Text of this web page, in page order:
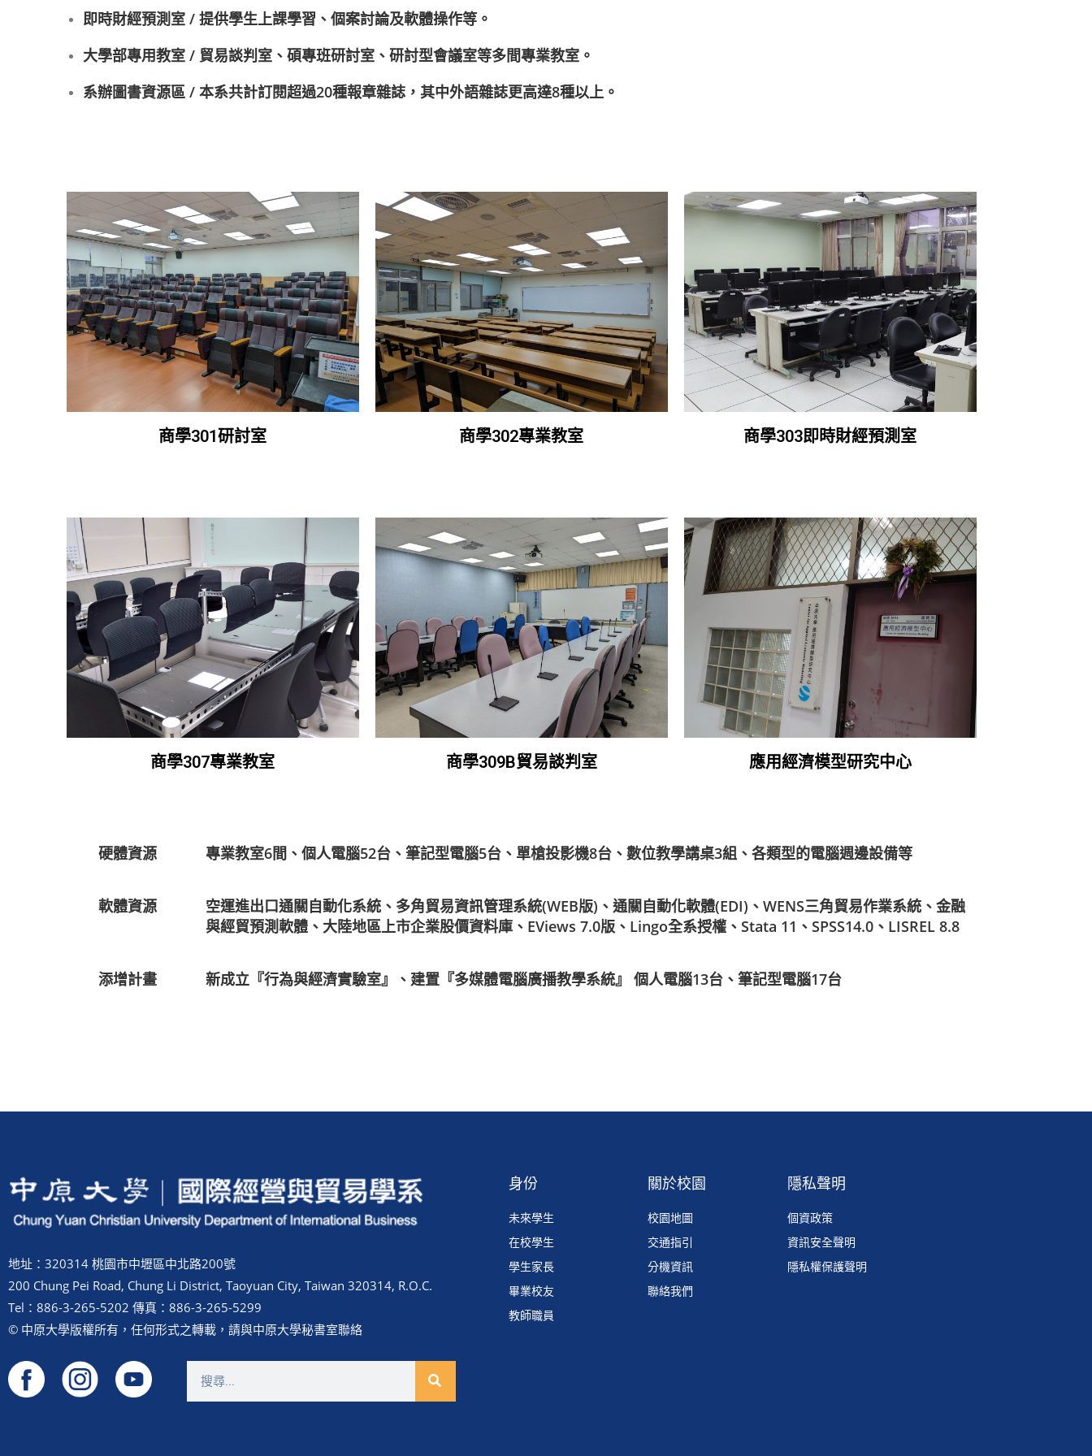
即時財經預測室 / 提供學生上課學習、個案討論及軟體操作等。
大學部專用教室 / 貿易談判室、碩專班研討室、研討型會議室等多間專業教室。
系辦圖書資源區 / 本系共計訂閱超過20種報章雜誌，其中外語雜誌更高達8種以上。
商學301研討室 商學302專業教室 商學303即時財經預測室
商學307專業教室 商學309B貿易談判室 應用經濟模型研究中心
硬體資源 專業教室6間、個人電腦52台、筆記型電腦5台、單槍投影機8台、數位教學講桌3組、各類型的電腦週邊設備等
軟體資源
空運進出口通關自動化系統、多角貿易資訊管理系統(WEB版)、通關自動化軟體(EDI)、WENS三角貿易作業系統、金融
與經貿預測軟體、大陸地區上市企業股價資料庫、EViews 7.0版、Lingo全系授權、Stata 11、SPSS14.0、LISREL 8.8
添增計畫 新成立『行為與經濟實驗室』、建置『多媒體電腦廣播教學系統』 個人電腦13台、筆記型電腦17台
地址：320314 桃園市中壢區中北路200號
200 Chung Pei Road, Chung Li District, Taoyuan City, Taiwan 320314, R.O.C.
Tel：886-3-265-5202 傳真：886-3-265-5299
© 中原大學版權所有，任何形式之轉載，請與中原大學秘書室聯絡
身份
未來學生
在校學生
學生家長
畢業校友
教師職員
關於校園
校園地圖
交通指引
分機資訊
聯絡我們
隱私聲明
個資政策
資訊安全聲明
隱私權保護聲明